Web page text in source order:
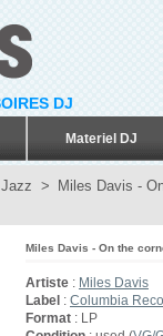
DJ
Materiel DJ
> Miles Davis -
Miles Davis - On the
Artiste : Miles Davis
Label : Columbia
Format : LP